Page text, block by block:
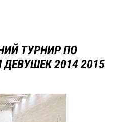
ТУРНИР ПО
2014 2015